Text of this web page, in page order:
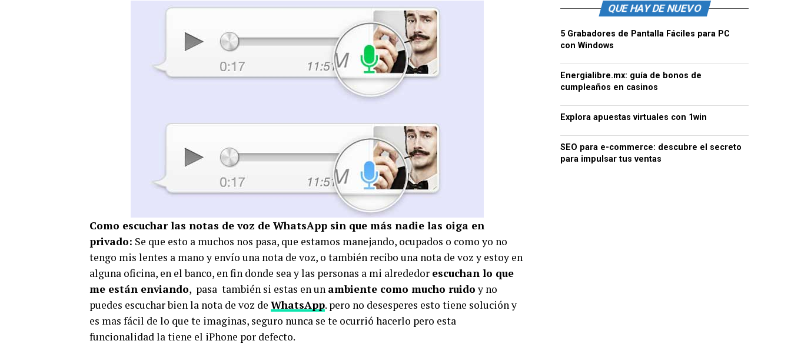
Como escuchar las notas de voz de WhatsApp sin que más nadie las oiga en
privado: Se que esto a muchos nos pasa, que estamos manejando, ocupados o como yo no
tengo mis lentes a mano y envío una nota de voz, o también recibo una nota de voz y estoy en
alguna oficina, en el banco, en fin donde sea y las personas a mi alrededor escuchan lo que
me están enviando, pasa también si estas en un ambiente como mucho ruidoy no
puedes escuchar bien la nota de voz de WhatsApp. pero no desesperes esto tiene solución y
es mas fácil de lo que te imaginas, seguro nunca se te ocurrió hacerlo pero esta
funcionalidad la tiene el iPhone por defecto.
QUE HAY DE NUEVO
5 Grabadores de Pantalla Fáciles para PC
con Windows
Energialibre.mx: guía de bonos de
cumpleaños en casinos
Explora apuestas virtuales con 1win
SEO para e-commerce: descubre el secreto
para impulsar tus ventas